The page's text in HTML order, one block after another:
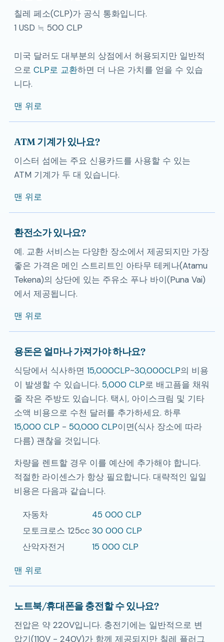
칠레 페소(CLP)가 공식 통화입니다.
1 USD ≒ 500 CLP
미국 달러도 대부분의 상점에서 허용되지만 일반적
으로 CLP로 교환하면 더 나은 가치를 얻을 수 있습
니다.
맨 위로
ATM 기계가 있나요?
이스터 섬에는 주요 신용카드를 사용할 수 있는
ATM 기계가 두 대 있습니다.
맨 위로
환전소가 있나요?
예. 교환 서비스는 다양한 장소에서 제공되지만 가장
좋은 가격은 메인 스트리트인 아타무 테케나(Atamu
Tekena)의 상단에 있는 주유소 푸나 바이(Puna Vai)
에서 제공됩니다.
맨 위로
용돈은 얼마나 가져가야 하나요?
식당에서 식사하면 15,000CLP~30,000CLP의 비용
이 발생할 수 있습니다. 5,000 CLP로 배고픔을 채워
줄 작은 주방도 있습니다. 택시, 아이스크림 및 기타
소액 비용으로 수천 달러를 추가하세요. 하루
15,000 CLP- 50,000 CLP이면(식사 장소에 따라
다름) 괜찮을 것입니다.
차량을 렌트할 경우 이를 예산에 추가해야 합니다.
적절한 라이센스가 항상 필요합니다. 대략적인 일일
비용은 다음과 같습니다.
자동차
45 000 CLP
모토크로스 125cc 30 000 CLP
산악자전거
15 000 CLP
맨 위로
노트북/휴대폰을 충전할 수 있나요?
전압은 약 220V입니다. 충전기에는 일반적으로 변
압기(110V - 240V)가 함께 제공되지만 칠레 플러그